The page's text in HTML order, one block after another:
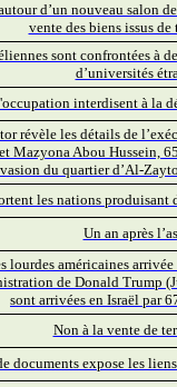
d’un nouveau salon
vente des biens issus
sont confrontées à
d’universités
interdisent à la
révèle les détails de
Mazyona Abou Hussein,
du quartier d’Al-
les nations produisant
Un an après
lourdes américaines
de Donald Trump
sont arrivées en Israël par
Non à la vente de
documents expose les